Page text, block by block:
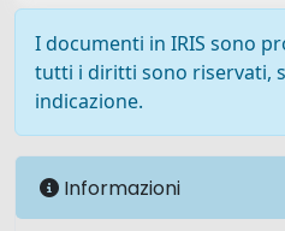
I documenti in IRIS sono
tutti i diritti sono riservati,
indicazione.
Informazioni